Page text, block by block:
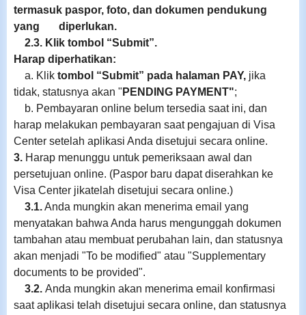
termasuk paspor, foto, dan dokumen pendukung
yang diperlukan.
2.3. Klik tombol “Submit”.
Harap diperhatikan:
a. Klik tombol “Submit” pada halaman PAY, jika
tidak, statusnya akan " PENDING PAYMENT";
b. Pembayaran online belum tersedia saat ini, dan
harap melakukan pembayaran saat pengajuan di Visa
Center setelah aplikasi Anda disetujui secara online.
3. Harap menunggu untuk pemeriksaan awal dan
persetujuan online. (Paspor baru dapat diserahkan ke
Visa Center jikatelah disetujui secara online.)
3.1.Anda mungkin akan menerima email yang
menyatakan bahwa Anda harus mengunggah dokumen
tambahan atau membuat perubahan lain, dan statusnya
akan menjadi "To be modified" atau "Supplementary
documents to be provided".
3.2. Anda mungkin akan menerima email konfirmasi
saat aplikasi telah disetujui secara online, dan statusnya